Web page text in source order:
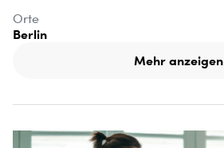
Orte
Berlin
Mehr anzeigen